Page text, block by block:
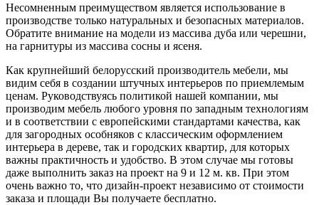
Несомненным преимуществом является использование в
производстве только натуральных и безопасных материалов.
Обратите внимание на модели из массива дуба или черешни,
на гарнитуры из массива сосны и ясеня.
Как крупнейший белорусский производитель мебели, мы
видим себя в создании штучных интерьеров по приемлемым
ценам. Руководствуясь политикой нашей компании, мы
производим мебель любого уровня по западным технологиям
и в соответствии с европейскими стандартами качества, как
для загородных особняков с классическим оформлением
интерьера в дереве, так и городских квартир, для которых
важны практичность и удобство. В этом случае мы готовы
даже выполнить заказ на проект на 9 и 12 м. кв. При этом
очень важно то, что дизайн-проект независимо от стоимости
заказа и площади Вы получаете бесплатно.